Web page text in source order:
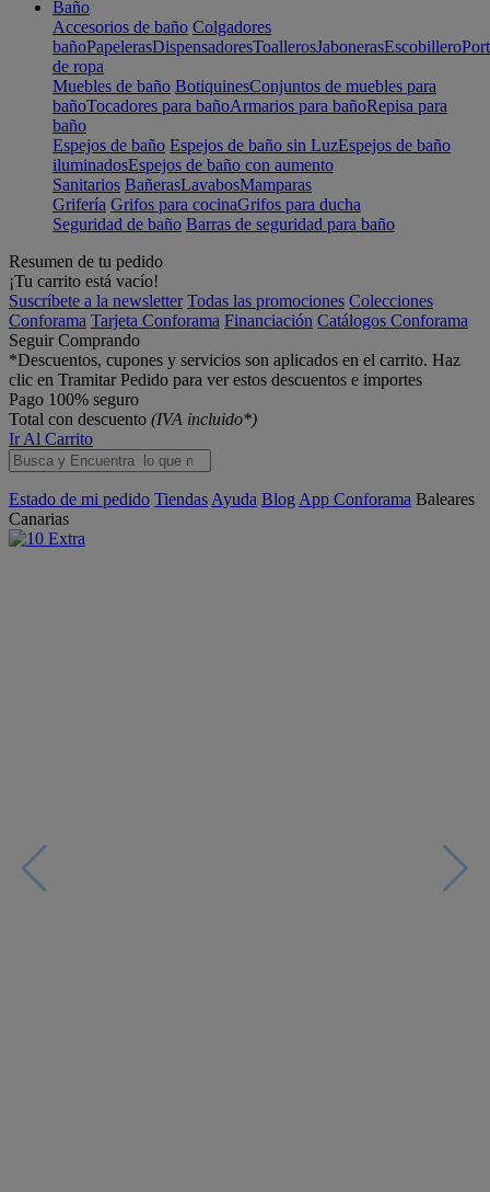
Baño
Accesorios de baño Colgadores
bañoPapelerasDispensadoresToallerosJabonerasEscobillero
de ropa
Muebles de baño BotiquinesConjuntos de muebles para
bañoTocadores para bañoArmarios para bañoRepisa para
baño
Espejos de baño Espejos de baño sin LuzEspejos de baño
iluminadosEspejos de baño con aumento
Sanitarios BañerasLavabosMamparas
Grifería Grifos para cocinaGrifos para ducha
Seguridad de baño Barras de seguridad para baño
Resumen de tu pedido
¡Tu carrito está vacío!
Suscríbete a la newsletter Todas las promociones Colecciones
Conforama Tarjeta Conforama Financiación Catálogos Conforama
Seguir Comprando
*Descuentos, cupones y servicios son aplicados en el carrito. Haz
clic en Tramitar Pedido para ver estos descuentos e importes
Pago 100% seguro
Total con descuento (IVA incluido*)
Ir Al Carrito
Estado de mi pedido Tiendas Ayuda Blog App Conforama Baleares
Canarias